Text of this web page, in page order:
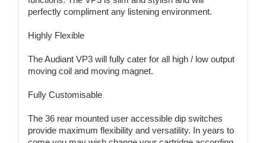
perfectly compliment any listening environment.
Highly Flexible
The Audiant VP3 will fully cater for all high / low output
moving coil and moving magnet.
Fully Customisable
The 36 rear mounted user accessible dip switches
provide maximum flexibility and versatility. In years to